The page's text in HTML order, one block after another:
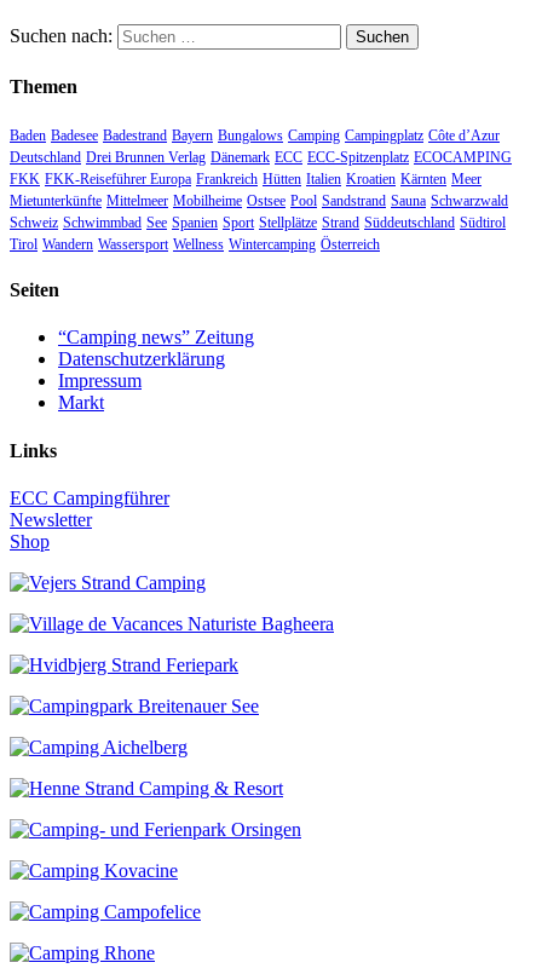
Suchen nach:
Themen
Baden Badesee Badestrand Bayern Bungalows Camping Campingplatz Côte d’Azur
Deutschland Drei Brunnen Verlag Dänemark ECC ECC-Spitzenplatz ECOCAMPING
FKK FKK-Reiseführer Europa Frankreich Hütten Italien Kroatien Kärnten Meer
Mietunterkünfte Mittelmeer Mobilheime Ostsee Pool Sandstrand Sauna Schwarzwald
Schweiz Schwimmbad See Spanien Sport Stellplätze Strand Süddeutschland Südtirol
Tirol Wandern Wassersport Wellness Wintercamping Österreich
Seiten
“Camping news” Zeitung
Datenschutzerklärung
Impressum
Markt
Links
ECC Campingführer
Newsletter
Shop